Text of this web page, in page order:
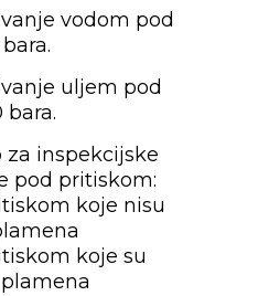
vodom pod
uljem pod
inspekcijske
pod pritiskom:
koje nisu
koje su